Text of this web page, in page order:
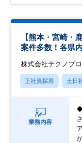
【熊本・宮崎・
案件多数！各県
株式会社テクノプ
正社員採用 土日
業務内容
◆